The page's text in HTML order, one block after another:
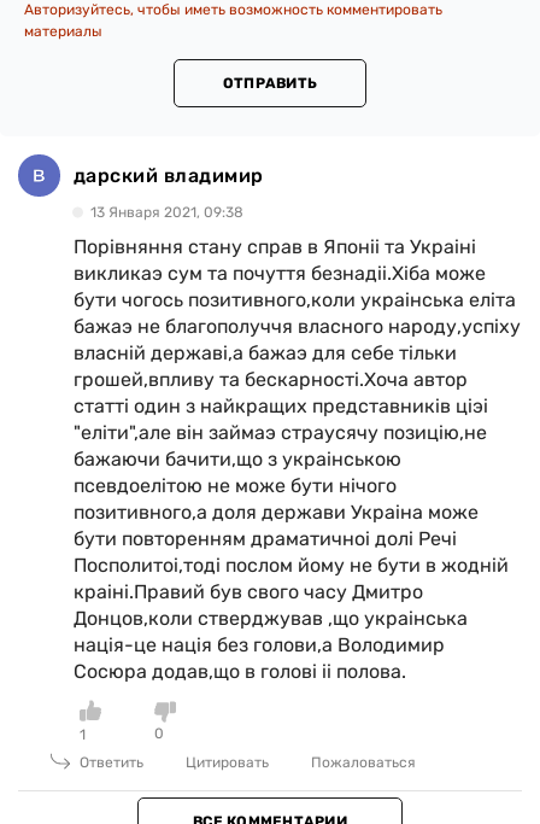
Авторизуйтесь, чтобы иметь возможность комментировать
материалы
ОТПРАВИТЬ
дарский владимир
13 Января 2021, 09:38
Порiвняння стану справ в Японii та Украiнi
викликаэ сум та почуття безнадii.Хiба може
бути чогось позитивного,коли украiнська елiта
бажаэ не благополуччя власного народу,успiху
власнiй державi,а бажаэ для себе тiльки
грошей,впливу та бескарностi.Хоча автор
статтi один з найкращих представникiв цiэi
"елiти",але вiн займаэ страусячу позицiю,не
бажаючи бачити,що з украiнською
псевдоелiтою не може бути нiчого
позитивного,а доля держави Украiна може
бути повторенням драматичноi долi Речi
Посполитоi,тодi послом йому не бути в жоднiй
краiнi.Правий був свого часу Дмитро
Донцов,коли стверджував ,що украiнська
нацiя-це нацiя без голови,а Володимир
Сосюра додав,що в головi ii полова.
1
0
Ответить
Цитировать Пожаловаться